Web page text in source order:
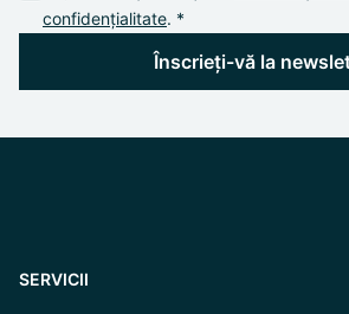
confidențialitate. *
Înscrieți-vă la
SERVICII